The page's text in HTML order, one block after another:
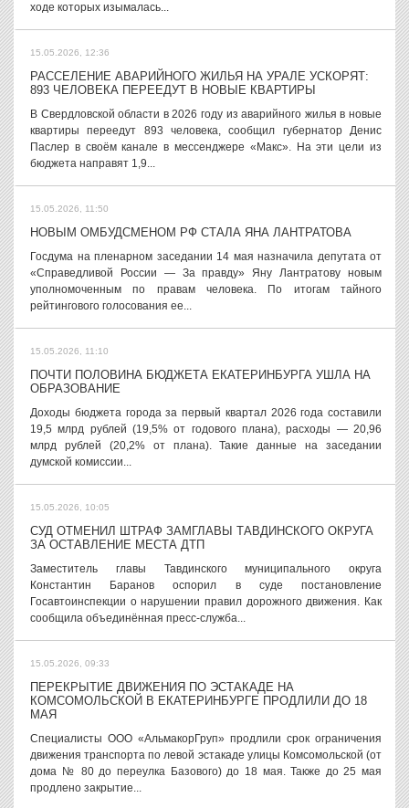
ходе которых изымалась...
15.05.2026, 12:36
РАССЕЛЕНИЕ АВАРИЙНОГО ЖИЛЬЯ НА УРАЛЕ УСКОРЯТ:
893 ЧЕЛОВЕКА ПЕРЕЕДУТ В НОВЫЕ КВАРТИРЫ
В Свердловской области в 2026 году из аварийного жилья в новые
квартиры переедут 893 человека, сообщил губернатор Денис
Паслер в своём канале в мессенджере «Макс». На эти цели из
бюджета направят 1,9...
15.05.2026, 11:50
НОВЫМ ОМБУДСМЕНОМ РФ СТАЛА ЯНА ЛАНТРАТОВА
Госдума на пленарном заседании 14 мая назначила депутата от
«Справедливой России — За правду» Яну Лантратову новым
уполномоченным по правам человека. По итогам тайного
рейтингового голосования ее...
15.05.2026, 11:10
ПОЧТИ ПОЛОВИНА БЮДЖЕТА ЕКАТЕРИНБУРГА УШЛА НА
ОБРАЗОВАНИЕ
Доходы бюджета города за первый квартал 2026 года составили
19,5 млрд рублей (19,5% от годового плана), расходы — 20,96
млрд рублей (20,2% от плана). Такие данные на заседании
думской комиссии...
15.05.2026, 10:05
СУД ОТМЕНИЛ ШТРАФ ЗАМГЛАВЫ ТАВДИНСКОГО ОКРУГА
ЗА ОСТАВЛЕНИЕ МЕСТА ДТП
Заместитель главы Тавдинского муниципального округа
Константин Баранов оспорил в суде постановление
Госавтоинспекции о нарушении правил дорожного движения. Как
сообщила объединённая пресс-служба...
15.05.2026, 09:33
ПЕРЕКРЫТИЕ ДВИЖЕНИЯ ПО ЭСТАКАДЕ НА
КОМСОМОЛЬСКОЙ В ЕКАТЕРИНБУРГЕ ПРОДЛИЛИ ДО 18
МАЯ
Специалисты ООО «АльмакорГруп» продлили срок ограничения
движения транспорта по левой эстакаде улицы Комсомольской (от
дома № 80 до переулка Базового) до 18 мая. Также до 25 мая
продлено закрытие...